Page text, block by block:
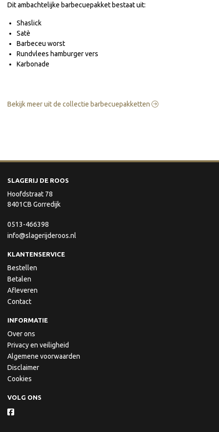
Dit ambachtelijke barbecuepakket bestaat uit:
Shaslick
Satè
Barbeceu worst
Rundvlees hamburger vers
Karbonade
Bekijk meer uit de collectie barbecuepakketten
SLAGERIJ DE ROOS
Hoofdstraat 78
8401CB Gorredijk
0513-466398
info@slagerijderoos.nl
KLANTENSERVICE
Bestellen
Betalen
Afleveren
Contact
INFORMATIE
Over ons
Privacy en veiligheid
Algemene voorwaarden
Disclaimer
Cookies
VOLG ONS